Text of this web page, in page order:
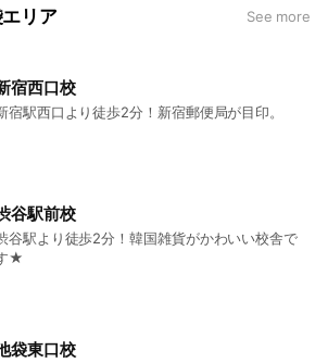
リア See more
宿西口校
宿駅西口より徒歩2分！新宿郵便局が目印。
谷駅前校
谷駅より徒歩2分！韓国雑貨がかわいい校舎で
★
袋東口校